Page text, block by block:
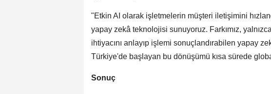
"Etkin AI olarak işletmelerin müşteri iletişimini
yapay zekâ teknolojisi sunuyoruz. Farkımız,
ihtiyacını anlayıp işlemi sonuçlandırabilen yapay
Türkiye'de başlayan bu dönüşümü kısa sürede
Sonuç